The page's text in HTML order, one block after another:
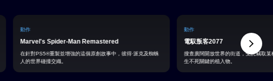
動作
Marvel's Spider-Man Remastered
在針對PS5®重製並增強的這個原創故事中，彼得·派克及蜘蛛
人的世界碰撞交織。
動作
電馭叛客2077
搜查廣闊開放世界的街道，受託竊取
生不死關鍵的植入物。